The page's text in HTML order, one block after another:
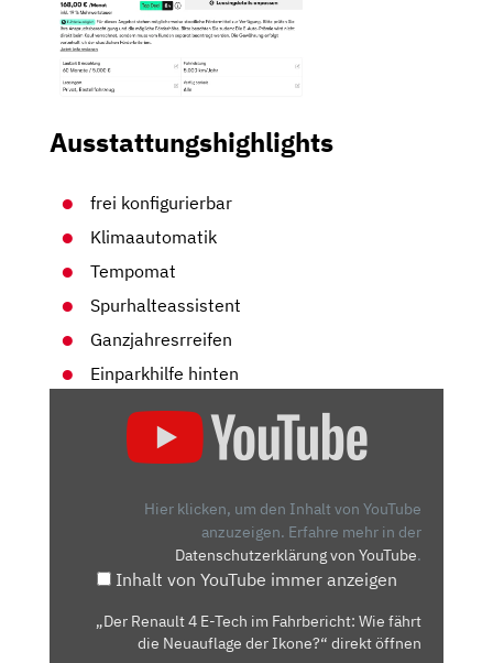
Ausstattungshighlights
frei konfigurierbar
Klimaautomatik
Tempomat
Spurhalteassistent
Ganzjahresrreifen
Einparkhilfe hinten
Hier klicken, um den Inhalt von YouTube
anzuzeigen. Erfahre mehr in der
Datenschutzerklärung von YouTube.
Inhalt von YouTube immer anzeigen
„Der Renault 4 E-Tech im Fahrbericht: Wie fährt
die Neuauflage der Ikone?“ direkt öffnen